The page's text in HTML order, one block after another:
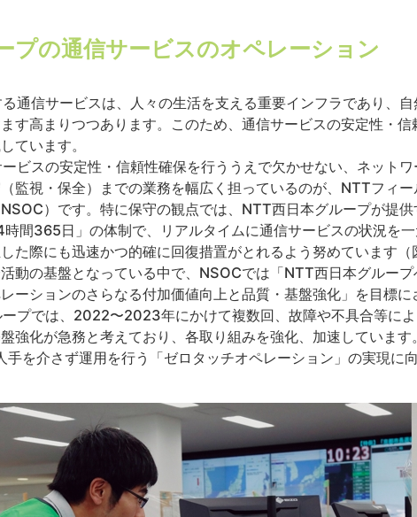
プの通信サービスのオペレーション
通信サービスは、人々の生活を支える重要インフラであり、
す高まりつつあります。このため、通信サービスの安定性・
ています。
ビスの安定性・信頼性確保を行ううえで欠かせない、ネット
監視・保全）までの業務を幅広く担っているのが、NTTフィ
）です。特に保守の観点では、NTT西日本グループが提
間365日」の体制で、リアルタイムに通信サービスの状況を
た際にも迅速かつ的確に回復措置がとれるよう努めています（
動の基盤となっている中で、NSOCでは「NTT西日本グルー
ーションのさらなる付加価値向上と品質・基盤強化」を目標
プでは、2022〜2023年にかけて複数回、故障や不具合等に
強化が急務と考えており、各取り組みを強化、加速していま
手を介さず運用を行う「ゼロタッチオペレーション」の実現に